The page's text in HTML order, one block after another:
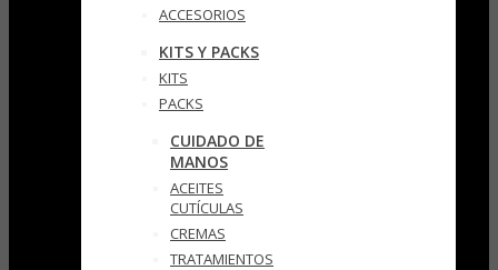
ACCESORIOS
KITS Y PACKS
KITS
PACKS
CUIDADO DE
MANOS
ACEITES
CUTÍCULAS
CREMAS
TRATAMIENTOS